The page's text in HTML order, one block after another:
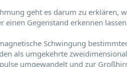
geht es darum zu erklären,
einen Gegenstand erkennen
Schwingung
als umgekehrte
umgewandelt und zur